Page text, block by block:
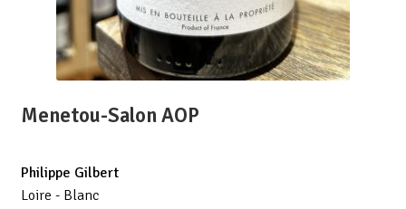
Menetou-Salon AOP
Philippe Gilbert
Loire - Blanc